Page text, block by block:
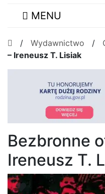
MENU
/ Wydawnictwo /
– Ireneusz T. Lisiak
Bezbronne
Ireneusz T.